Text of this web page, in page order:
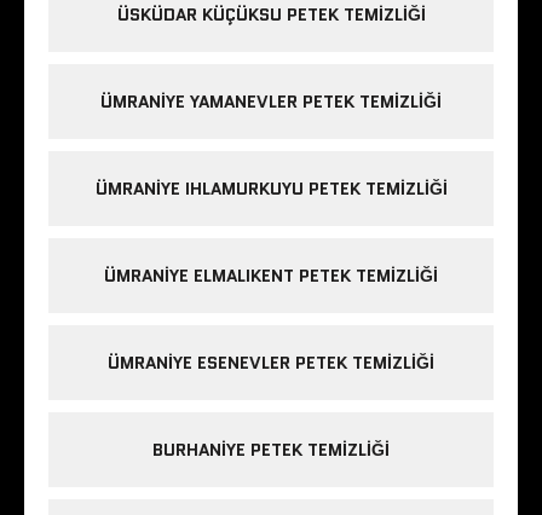
ÜSKÜDAR KÜÇÜKSU PETEK TEMIZLIĞI
ÜMRANIYE YAMANEVLER PETEK TEMIZLIĞI
ÜMRANIYE IHLAMURKUYU PETEK TEMIZLIĞI
ÜMRANIYE ELMALIKENT PETEK TEMIZLIĞI
ÜMRANIYE ESENEVLER PETEK TEMIZLIĞI
BURHANIYE PETEK TEMIZLIĞI